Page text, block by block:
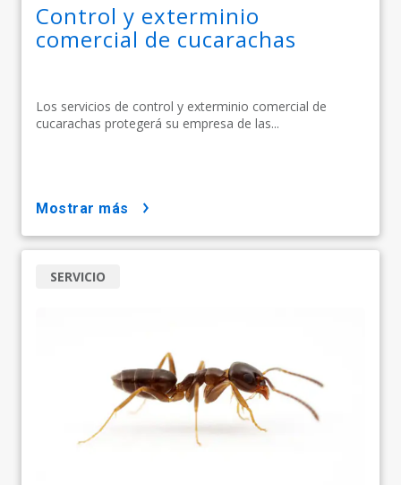
Control y exterminio
comercial de cucarachas
Los servicios de control y exterminio comercial de
cucarachas protegerá su empresa de las...
mostrar más
SERVICIO